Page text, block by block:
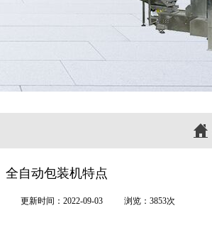
全自动包装机特点
更新时间：2022-09-03 浏览：3853次